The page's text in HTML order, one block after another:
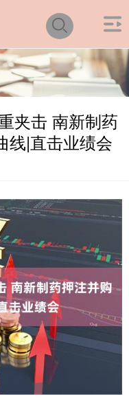
夹击 南新制药
线|直击业绩会